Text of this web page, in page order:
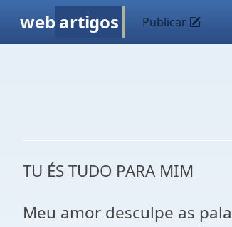
web artigos Publicar
TU ÉS TUDO PARA MIM
Meu amor desculpe as